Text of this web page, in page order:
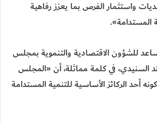
واستثمار الفرص بما يعزز رفاهية
المستدامة».
للشؤون الاقتصادية والتنموية بمجلس
السنيدي، في كلمة مماثلة، أن «المجلس
أحد الركائز الأساسية للتنمية المستدامة